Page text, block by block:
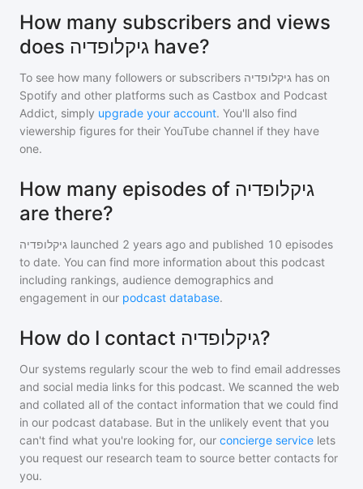
How many subscribers and views
does גיקלופדיה have?
To see how many followers or subscribers גיקלופדיה has on
Spotify and other platforms such as Castbox and Podcast
Addict, simply upgrade your account. You'll also find
viewership figures for their YouTube channel if they have
one.
How many episodes of גיקלופדיה
are there?
גיקלופדיה launched 2 years ago and published 10 episodes
to date. You can find more information about this podcast
including rankings, audience demographics and
engagement in our podcast database.
How do I contact גיקלופדיה?
Our systems regularly scour the web to find email addresses
and social media links for this podcast. We scanned the web
and collated all of the contact information that we could find
in our podcast database. But in the unlikely event that you
can't find what you're looking for, our concierge service lets
you request our research team to source better contacts for
you.